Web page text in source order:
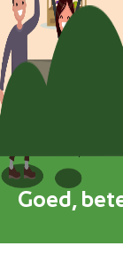
Programma
Goed,